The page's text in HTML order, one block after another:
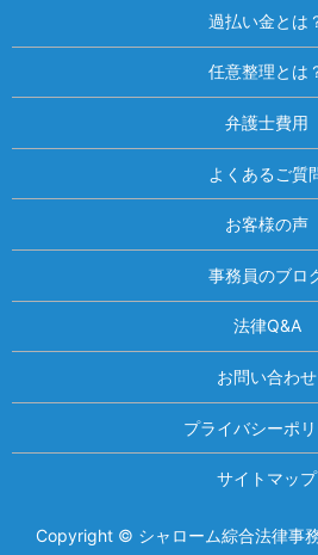
過払い金とは
任意整理とは
弁護士費用
よくあるご質
お客様の声
事務員のブロ
法律Q&A
お問い合わせ
プライバシーポ
サイトマップ
Copyright © シャローム綜合法律事